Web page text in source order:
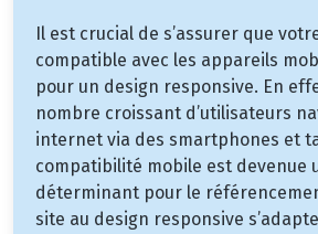
Il est crucial de s’assurer que
compatible avec les appareils
pour un design responsive. En
nombre croissant d’utilisateurs
internet via des smartphones et
compatibilité mobile est devenue
déterminant pour le
site au design responsive s’adapte